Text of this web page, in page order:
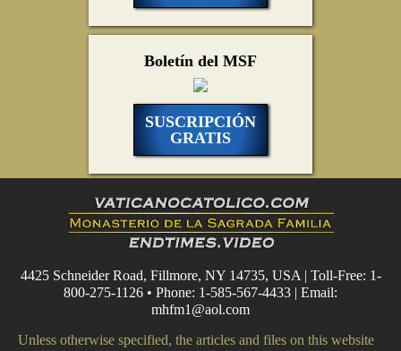
Boletín del MSF
SUSCRIPCIÓN
GRATIS
4425 Schneider Road, Fillmore, NY 14735, USA | Toll-Free: 1-
800-275-1126 • Phone: 1-585-567-4433 | Email:
mhfm1@aol.com
Unless otherwise specified, the articles and files on this website